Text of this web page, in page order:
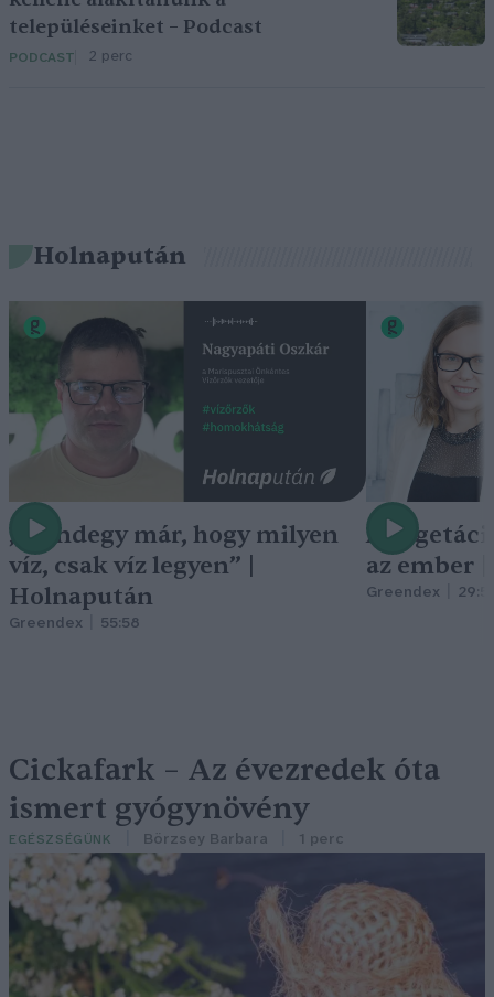
településeinket – Podcast
PODCAST 2 perc
Holnapután
„Mindegy már, hogy milyen
víz, csak víz legyen” |
Holnapután
Greendex 55:58
A
az ember
Greendex
Cickafark – Az évezredek óta
ismert gyógynövény
EGÉSZSÉGÜNK Börzsey Barbara 1 perc